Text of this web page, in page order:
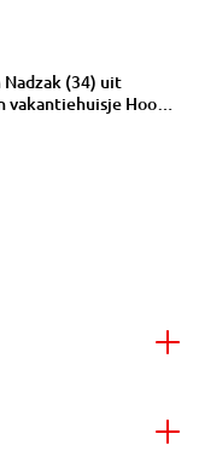
(34) uit
Hooge